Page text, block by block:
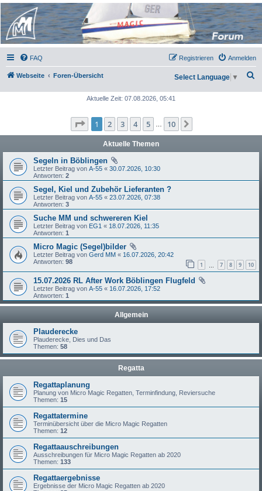
Micro Magic Forum
Deutschland
FAQ Anmelden
Registrieren
Webseite Foren-Übersicht Select Language ▼
Aktuelle Zeit: 07.08.2026, 05:41
Seite 1von 10
1 2 3 4 5 10
Aktuelle Themen
Segeln in Böblingen
Letzter Beitrag von A-55 « 30.07.2026, 10:30
Antworten: 2
Segel, Kiel und Zubehör Lieferanten ?
Letzter Beitrag von A-55 « 23.07.2026, 07:38
Antworten: 3
Suche MM und schwereren Kiel
Letzter Beitrag von EG1 « 18.07.2026, 11:35
Antworten: 1
Micro Magic (Segel)bilder
Letzter Beitrag von Gerd MM « 16.07.2026, 20:42
Antworten: 98 1 7 8 9 10
15.07.2026 RL After Work Böblingen Flugfeld
Letzter Beitrag von A-55 « 16.07.2026, 17:52
Antworten: 1
Allgemein
Plauderecke
Plauderecke, Dies und Das
Themen: 58
Regatta
Regattaplanung
Planung von Micro Magic Regatten, Terminfindung, Reviersuche
Themen: 15
Regattatermine
Terminübersicht über die Micro Magic Regatten
Themen: 12
Regattaauschreibungen
Ausschreibungen für Micro Magic Regatten ab 2020
Themen: 133
Regattaergebnisse
Ergebnisse der Micro Magic Regatten ab 2020